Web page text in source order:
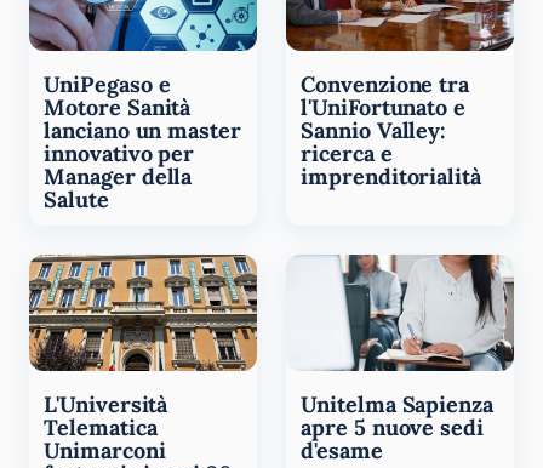
UniPegaso e
Motore Sanità
lanciano un master
innovativo per
Manager della
Salute
Convenzione tra
l'UniFortunato e
Sannio Valley:
ricerca e
imprenditorialità
L'Università
Telematica
Unimarconi
Unitelma Sapienza
apre 5 nuove sedi
d'esame